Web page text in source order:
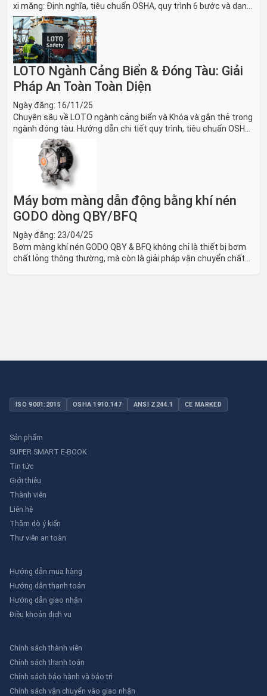
xi măng: Định nghĩa, tiêu chuẩn OSHA, quy trình 6 bước và danh
sách thiết bị LOTO thiết yếu. Giải pháp bảo trì lò nung, máy
nghiền an toàn.
LOTO Ngành Cảng Biển & Đóng Tàu: Giải
Pháp An Toàn Toàn Diện
Ngày đăng: 16/11/25
Chuyên sâu về LOTO ngành cảng biển và Khóa và gắn thẻ trong
ngành đóng tàu. Hướng dẫn chi tiết quy trình, tiêu chuẩn OSHA,
thiết bị và Giải pháp LOTO trong công nghiệp đóng tàu toàn
Máy bơm màng dẫn động bằng khí nén
GODO dòng QBY/BFQ
Ngày đăng: 23/04/25
Bơm màng khí nén GODO QBY & BFQ không chỉ là thiết bị bơm
chất lỏng thông thường, mà còn là giải pháp vận chuyển chất
ISO 9001:2015 OSHA 1910.147 ANSI Z244.1 CE MARKED
Sản phẩm
SUPER SMART E-BOOK
Tin tức
Giới thiệu
Thành viên
Liên hệ
Thăm dò ý kiến
Thư viên an toàn
Hướng dẫn mua hàng
Hướng dẫn thanh toán
Hướng dẫn giao nhận
Điều khoản dịch vụ
Chính sách thành viên
Chính sách thanh toán
Chính sách bảo hành và bảo trì
Chính sách vận chuyển vào giao nhận